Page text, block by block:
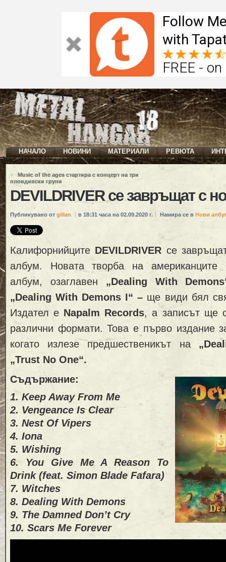
Follow
with
FREE -
НАЧАЛО НОВИНИ МАТЕРИАЛИ РЕВЮТА
«
Music of the ages стартира с концерт на три
пловдивски групи
DEVILDRIVER се завръщат с
Публикувано от gillan в 18:31 часа на 02.09.2020 г. Намира се в Нови
Калифорнийците DEVILDRIVER се
албум. Новата творба на
албум, озаглавен „Dealing With
„Dealing With Demons I“ – ще види бял
Издател е Napalm Records, а записът ще
различни формати. Това е първо издание
когато излезе предшественикът на
„Trust No One“.
Съдържание:
1. Keep Away From Me
2. Vengeance Is Clear
3. Nest Of Vipers
4. Iona
5. Wishing
6. You Give Me A Reason To
Drink (feat. Simon Blade Fafara)
7. Witches
8. Dealing With Demons
9. The Damned Don’t Cry
10. Scars Me Forever